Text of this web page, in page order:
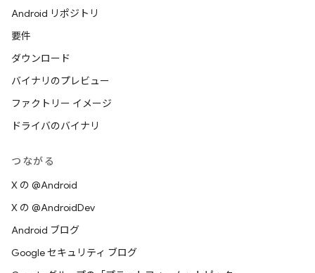
Android リポジトリ
要件
ダウンロード
バイナリのプレビュー
ファクトリー イメージ
ドライバのバイナリ
つながる
X の @Android
X の @AndroidDev
Android ブログ
Google セキュリティ ブログ